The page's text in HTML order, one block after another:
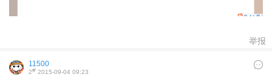
举报
11500
2# 2015-09-04 09:23